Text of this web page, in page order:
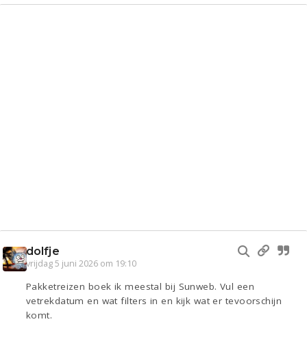
dolfje
vrijdag 5 juni 2026 om 19:10
Pakketreizen boek ik meestal bij Sunweb. Vul een
vetrekdatum en wat filters in en kijk wat er tevoorschijn
komt.